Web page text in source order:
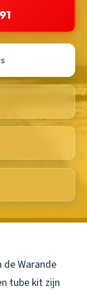
Warande
tube kit zijn